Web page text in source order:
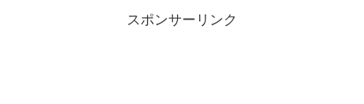
スポンサーリンク